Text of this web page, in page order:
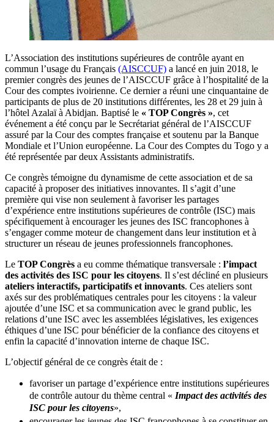
L’Association des institutions supérieures de contrôle ayant en
commun l’usage du Français (AISCCUF) a lancé en juin 2018, le
premier congrès des jeunes de l’AISCCUF grâce à l’hospitalité de la
Cour des comptes ivoirienne. Ce dernier a réuni une cinquantaine de
participants de plus de 20 institutions différentes, les 28 et 29 juin à
l’hôtel Azalaï à Abidjan. Baptisé le « TOP Congrès », cet
événement a été conçu par le Secrétariat général de l’AISCCUF
assuré par la Cour des comptes française et soutenu par la Banque
Mondiale et l’Union européenne. La Cour des Comptes du Togo y a
été représentée par deux Assistants administratifs.
Ce congrès témoigne du dynamisme de cette association et de sa
capacité à proposer des initiatives innovantes. Il s’agit d’une
première qui vise non seulement à favoriser les partages
d’expérience entre institutions supérieures de contrôle (ISC) mais
spécifiquement à encourager les jeunes des ISC francophones à
s’engager comme moteur de changement dans leur institution et à
structurer un réseau de jeunes professionnels francophones.
Le TOP Congrès a eu comme thématique transversale : l’impact
des activités des ISC pour les citoyens. Il s’est décliné en plusieurs
ateliers interactifs, participatifs et innovants. Ces ateliers sont
axés sur des problématiques centrales pour les citoyens : la valeur
ajoutée d’une ISC et sa communication avec le grand public, les
relations d’une ISC avec les assemblées législatives, les exigences
éthiques d’une ISC pour bénéficier de la confiance des citoyens et
enfin la capacité d’innovation interne de chaque ISC.
L’objectif général de ce congrès était de :
favoriser un partage d’expérience entre institutions supérieures
de contrôle autour du thème central « Impact des activités des
ISC pour les citoyens»,